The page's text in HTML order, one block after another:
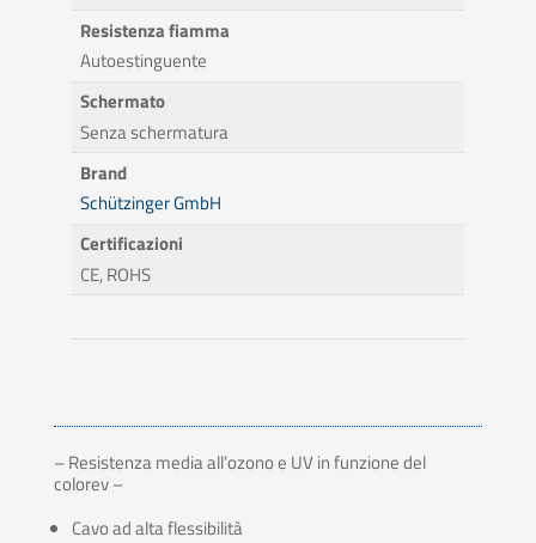
Resistenza fiamma
Autoestinguente
Schermato
Senza schermatura
Brand
Schützinger GmbH
Certificazioni
CE, ROHS
– Resistenza media all’ozono e UV in funzione del
colorev –
Cavo ad alta flessibilità